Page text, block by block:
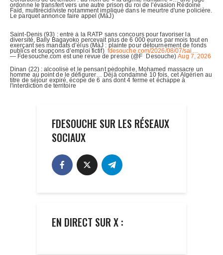
FDESOUCHE SUR LES RÉSEAUX
SOCIAUX
EN DIRECT SUR X :